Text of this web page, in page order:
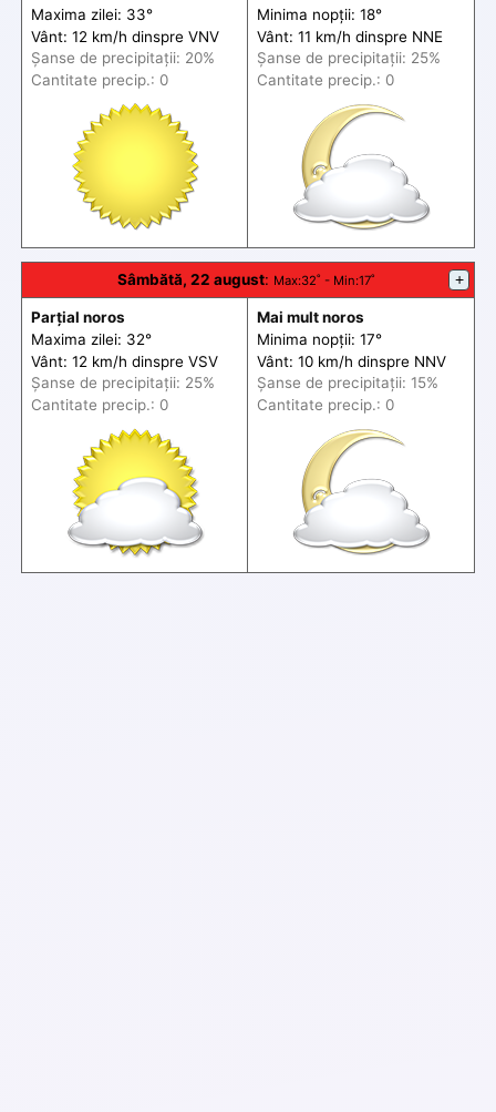
Maxima zilei: 33°
Vânt: 12 km/h dinspre VNV
Șanse de precipitații: 20%
Cantitate precip.: 0
Minima nopții: 18°
Vânt: 11 km/h dinspre NNE
Șanse de precipitații: 25%
Cantitate precip.: 0
Sâmbătă, 22 august: Max:32˚ - Min:17˚ +
Parțial noros
Maxima zilei: 32°
Vânt: 12 km/h dinspre VSV
Șanse de precipitații: 25%
Cantitate precip.: 0
Mai mult noros
Minima nopții: 17°
Vânt: 10 km/h dinspre NNV
Șanse de precipitații: 15%
Cantitate precip.: 0